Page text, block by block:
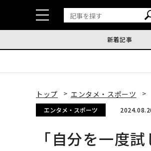
新着記事
トップ エンタメ・スポーツ
エンタメ・スポーツ
「自分を一度